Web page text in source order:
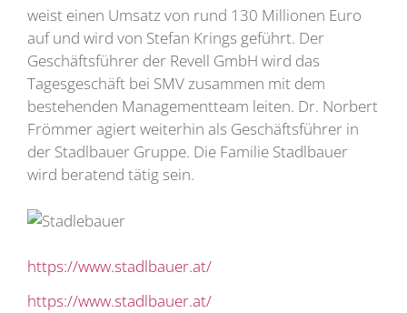
weist einen Umsatz von rund 130 Millionen Euro
auf und wird von Stefan Krings geführt. Der
Geschäftsführer der Revell GmbH wird das
Tagesgeschäft bei SMV zusammen mit dem
bestehenden Managementteam leiten. Dr. Norbert
Frömmer agiert weiterhin als Geschäftsführer in
der Stadlbauer Gruppe. Die Familie Stadlbauer
wird beratend tätig sein.
https://www.stadlbauer.at/
https://www.stadlbauer.at/